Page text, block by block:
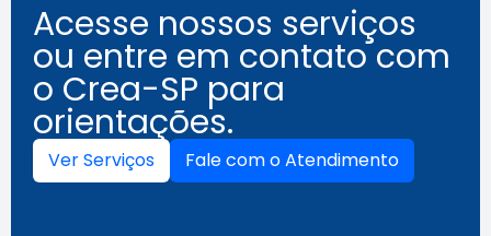
Acesse nossos serviços
ou entre em contato com
o Crea-SP para
orientações.
Ver Serviços Fale com o Atendimento